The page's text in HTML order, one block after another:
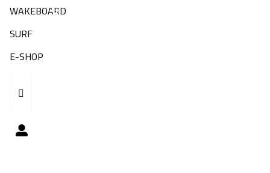
WAKEBOARD
SURF
E-SHOP